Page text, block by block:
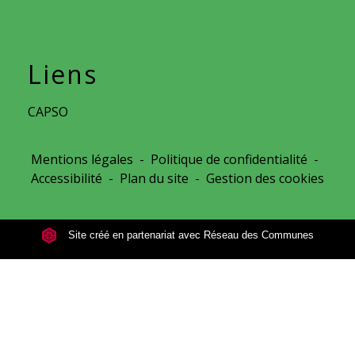
Liens
CAPSO
Mentions légales - Politique de confidentialité -
Accessibilité - Plan du site - Gestion des cookies
Site créé en partenariat avec Réseau des Communes